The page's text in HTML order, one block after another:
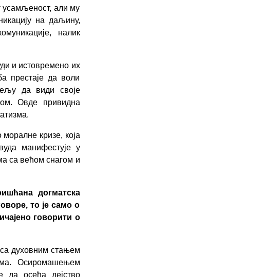
усамљеност, али му
на даљину,
налик
и истовремено их
престаје да воли
да види своје
Овде привидна
кризе, која
манифестује у
са већом снагом и
догматска
то је само о
говорити о
духовним стањем
Осиромашењем
да осећа дејство